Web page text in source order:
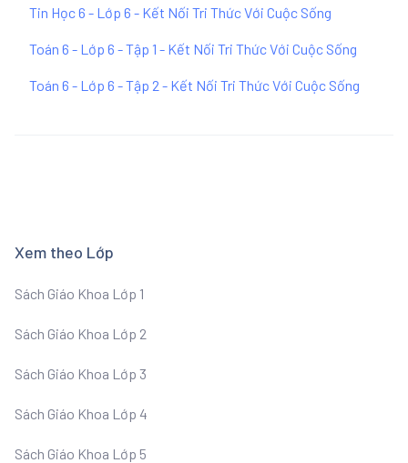
Tin Học 6 - Lớp 6 - Kết Nối Tri Thức Với Cuộc Sống
Toán 6 - Lớp 6 - Tập 1 - Kết Nối Tri Thức Với Cuộc Sống
Toán 6 - Lớp 6 - Tập 2 - Kết Nối Tri Thức Với Cuộc Sống
Xem theo Lớp
Sách Giáo Khoa Lớp 1
Sách Giáo Khoa Lớp 2
Sách Giáo Khoa Lớp 3
Sách Giáo Khoa Lớp 4
Sách Giáo Khoa Lớp 5